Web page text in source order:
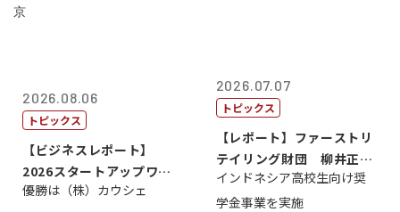
2026.08.06
トピックス
【ビジネスレポート】
2026スタートアップワー
ルドカップ東京
優勝は（株）カウシェ
2026.07.07
トピックス
【レポート】ファーストリ
テイリング財団 柳井正
理事長
インドネシア高校生向け奨
学金事業を実施